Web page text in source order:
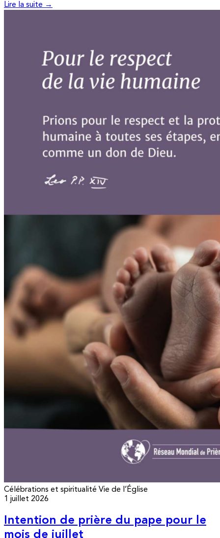
Lire la suite →
Célébrations et spiritualité Vie de l’Église
1 juillet 2026
Intention de prière du pape pour le
mois de juillet